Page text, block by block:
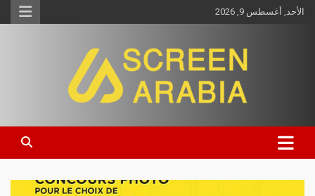
الأحد, أغسطس 9, 2026
Screen Arabia